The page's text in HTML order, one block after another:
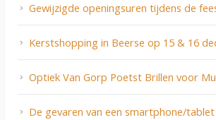
Gewijzigde openingsuren tijdens de
Kerstshopping in Beerse op 15 & 16
Optiek Van Gorp Poetst Brillen voor
De gevaren van een smartphone/